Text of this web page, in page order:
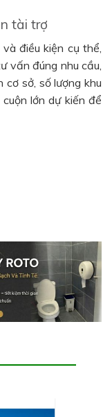
tài trợ
điều kiện cụ thể,
vấn đúng nhu cầu,
cơ sở, số lượng khu
lớn dự kiến để